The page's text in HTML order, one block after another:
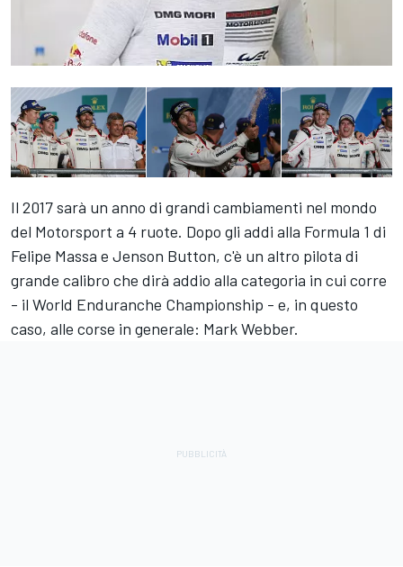
Il 2017 sarà un anno di grandi cambiamenti nel mondo
del Motorsport a 4 ruote. Dopo gli addi alla Formula 1 di
Felipe Massa e Jenson Button, c'è un altro pilota di
grande calibro che dirà addio alla categoria in cui corre
- il World Enduranche Championship - e, in questo
caso, alle corse in generale: Mark Webber.